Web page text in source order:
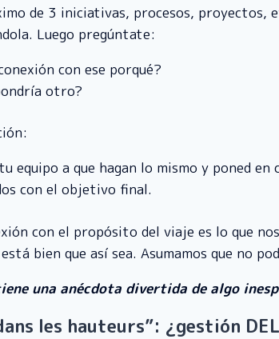
de 3 iniciativas, procesos,
Luego pregúntate:
con ese porqué?
otro?
equipo a que hagan lo mismo y poned
con el objetivo final.
con el propósito del viaje es lo que
bien que así sea. Asumamos que no
una anécdota divertida de algo
les hauteurs”: ¿gestión